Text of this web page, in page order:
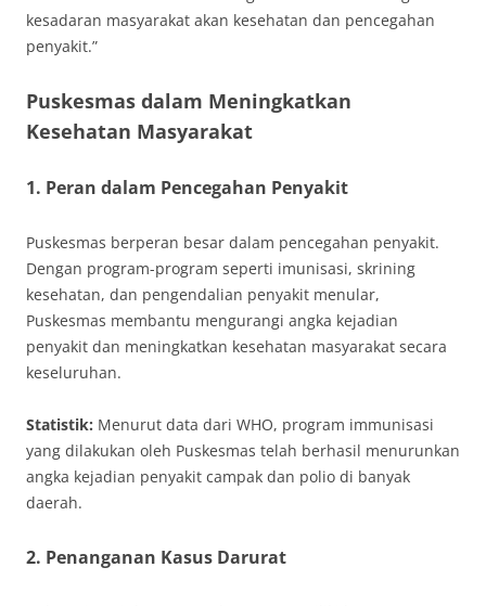
kesadaran masyarakat akan kesehatan dan pencegahan
penyakit.”
Puskesmas dalam Meningkatkan
Kesehatan Masyarakat
1. Peran dalam Pencegahan Penyakit
Puskesmas berperan besar dalam pencegahan penyakit.
Dengan program-program seperti imunisasi, skrining
kesehatan, dan pengendalian penyakit menular,
Puskesmas membantu mengurangi angka kejadian
penyakit dan meningkatkan kesehatan masyarakat secara
keseluruhan.
Statistik: Menurut data dari WHO, program immunisasi
yang dilakukan oleh Puskesmas telah berhasil menurunkan
angka kejadian penyakit campak dan polio di banyak
daerah.
2. Penanganan Kasus Darurat